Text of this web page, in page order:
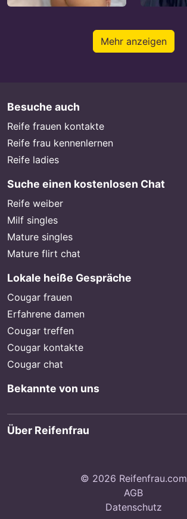
Mehr anzeigen
Besuche auch
Reife frauen kontakte
Reife frau kennenlernen
Reife ladies
Suche einen kostenlosen Chat
Reife weiber
Milf singles
Mature singles
Mature flirt chat
Lokale heiße Gespräche
Cougar frauen
Erfahrene damen
Cougar treffen
Cougar kontakte
Cougar chat
Bekannte von uns
Über Reifenfrau
© 2026 Reifenfrau.com
AGB
Datenschutz